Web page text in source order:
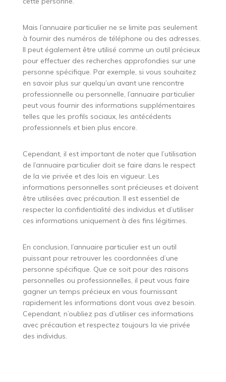
Mais l’annuaire particulier ne se limite pas seulement
à fournir des numéros de téléphone ou des adresses.
Il peut également être utilisé comme un outil précieux
pour effectuer des recherches approfondies sur une
personne spécifique. Par exemple, si vous souhaitez
en savoir plus sur quelqu’un avant une rencontre
professionnelle ou personnelle, l’annuaire particulier
peut vous fournir des informations supplémentaires
telles que les profils sociaux, les antécédents
professionnels et bien plus encore.
Cependant, il est important de noter que l’utilisation
de l’annuaire particulier doit se faire dans le respect
de la vie privée et des lois en vigueur. Les
informations personnelles sont précieuses et doivent
être utilisées avec précaution. Il est essentiel de
respecter la confidentialité des individus et d’utiliser
ces informations uniquement à des fins légitimes.
En conclusion, l’annuaire particulier est un outil
puissant pour retrouver les coordonnées d’une
personne spécifique. Que ce soit pour des raisons
personnelles ou professionnelles, il peut vous faire
gagner un temps précieux en vous fournissant
rapidement les informations dont vous avez besoin.
Cependant, n’oubliez pas d’utiliser ces informations
avec précaution et respectez toujours la vie privée
des individus.